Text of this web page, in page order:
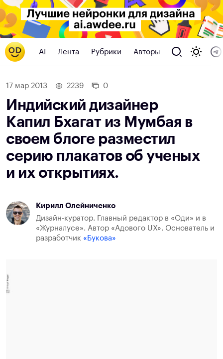
AI Лента Рубрики Авторы
17 мар 2013 2239 0
Индийский дизайнер
Капил Бхагат из Мумбая в
своем блоге разместил
серию плакатов об ученых
и их открытиях.
Кирилл Олейниченко
Дизайн-куратор. Главный редактор в «Оди» и в
«Журналусе». Автор «Адового UX». Основатель и
разработчик «Букова»